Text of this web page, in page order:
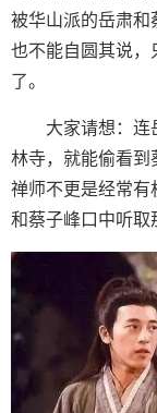
被华山派的岳肃和
也不能自圆其说，
了。
大家请想：连
林寺，就能偷看到
禅师不更是经常有
和蔡子峰口中听取